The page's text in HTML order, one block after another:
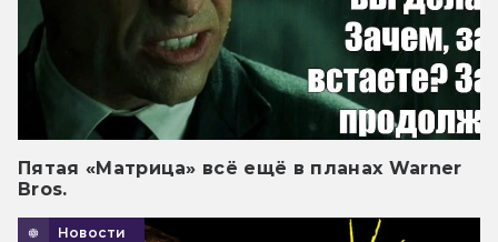
Пятая «Матрица» всё ещё в планах Warner
Bros.
Новости